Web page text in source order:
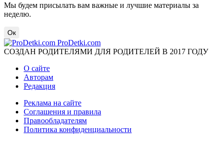
Мы будем присылать вам важные и лучшие материалы за
неделю.
Ок
ProDetki.com
СОЗДАН РОДИТЕЛЯМИ ДЛЯ РОДИТЕЛЕЙ В 2017 ГОДУ
О сайте
Авторам
Редакция
Реклама на сайте
Соглашения и правила
Правообладателям
Политика конфиденциальности